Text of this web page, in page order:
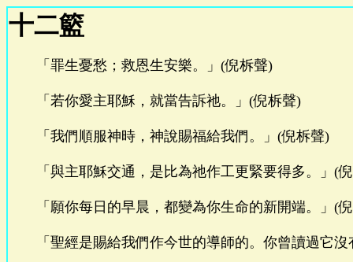
十二籃
「罪生憂愁；救恩生安樂。」(倪柝聲)
「若你愛主耶穌，就當告訴祂。」(倪柝聲)
「我們順服神時，神說賜福給我們。」(倪柝聲)
「與主耶穌交通，是比為祂作工更緊要得多。」(
「願你每日的早晨，都變為你生命的新開端。」(
「聖經是賜給我們作今世的導師的。你曾讀過它沒